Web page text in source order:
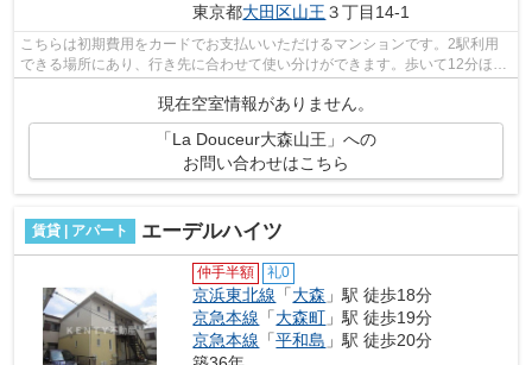
東京都大田区山王 ３丁目14-1
こちらは初期費用をカードでお支払いいただけるマンションです。2駅利用
できる場所にあり、行き先に合わせて使い分けができます。歩いて12分ほど
で駅にアクセスできる、立地の良さも魅...
現在空室情報がありません。
「La Douceur大森山王」への
お問い合わせはこちら
賃貸 | アパート エーデルハイツ
仲手半額 礼0
京浜東北線 「大森 」駅 徒歩18分
京急本線 「大森町 」駅 徒歩19分
京急本線 「平和島 」駅 徒歩20分